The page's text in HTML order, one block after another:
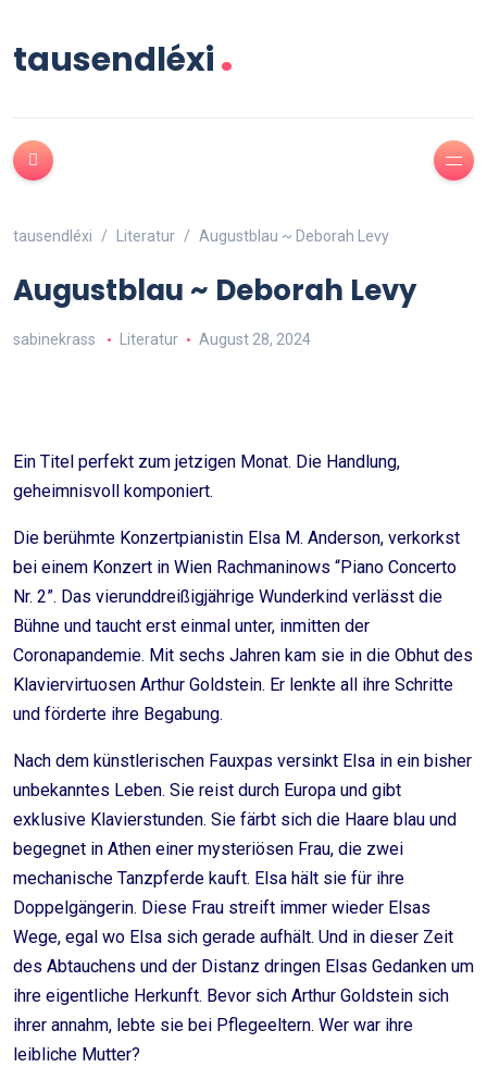
tausendléxi.
tausendléxi Literatur Augustblau ~ Deborah Levy
Augustblau ~ Deborah Levy
sabinekrass Literatur August 28, 2024
Ein Titel perfekt zum jetzigen Monat. Die Handlung,
geheimnisvoll komponiert.
Die berühmte Konzertpianistin Elsa M. Anderson, verkorkst
bei einem Konzert in Wien Rachmaninows “Piano Concerto
Nr. 2”. Das vierunddreißigjährige Wunderkind verlässt die
Bühne und taucht erst einmal unter, inmitten der
Coronapandemie. Mit sechs Jahren kam sie in die Obhut des
Klaviervirtuosen Arthur Goldstein. Er lenkte all ihre Schritte
und förderte ihre Begabung.
Nach dem künstlerischen Fauxpas versinkt Elsa in ein bisher
unbekanntes Leben. Sie reist durch Europa und gibt
exklusive Klavierstunden. Sie färbt sich die Haare blau und
begegnet in Athen einer mysteriösen Frau, die zwei
mechanische Tanzpferde kauft. Elsa hält sie für ihre
Doppelgängerin. Diese Frau streift immer wieder Elsas
Wege, egal wo Elsa sich gerade aufhält. Und in dieser Zeit
des Abtauchens und der Distanz dringen Elsas Gedanken um
ihre eigentliche Herkunft. Bevor sich Arthur Goldstein sich
ihrer annahm, lebte sie bei Pflegeeltern. Wer war ihre
leibliche Mutter?